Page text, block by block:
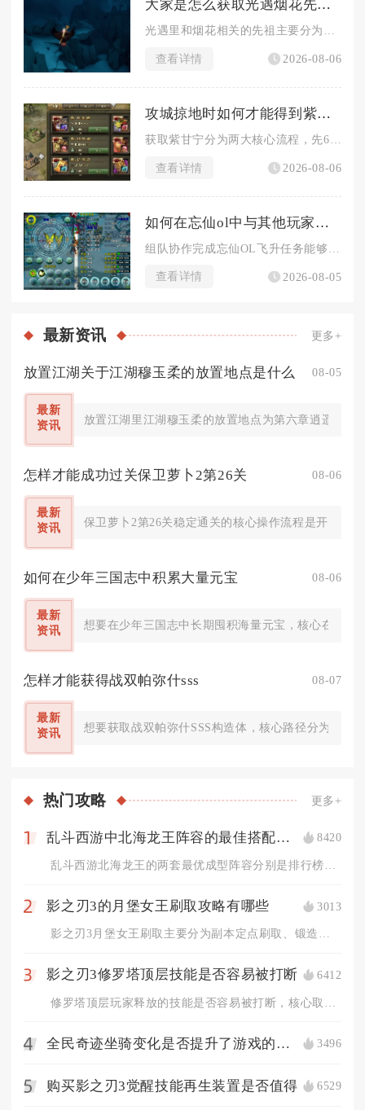
大家是怎么获取光遇烟花先祖的
查看详情 2026-08-06
攻城掠地时如何才能得到紫甘宁
查看详情 2026-08-06
如何在忘仙ol中与其他玩家共同完成飞升任务
查看详情 2026-08-05
最新资讯 更多+
放置江湖关于江湖穆玉柔的放置地点是什么 08-05
最新
资讯
放置江湖里江湖穆玉柔的放置地点为第六章逍遥林
怎样才能成功过关保卫萝卜2第26关 08-06
最新
资讯
保卫萝卜2第26关稳定通关的核心操作流程是开局极
如何在少年三国志中积累大量元宝 08-06
最新
资讯
想要在少年三国志中长期囤积海量元宝，核心在于
怎样才能获得战双帕弥什sss 08-07
最新
资讯
想要获取战双帕弥什SSS构造体，核心路径分为定
热门攻略 更多+
乱斗西游中北海龙王阵容的最佳搭配是什么 8420
2 影之刃3的月堡女王刷取攻略有哪些 3013
影之刃3月堡女王刷取主要分为副本定点刷取、锻造合成、无尽劫境...
3 影之刃3修罗塔顶层技能是否容易被打断 6412
4 全民奇迹坐骑变化是否提升了游戏的视觉效果 3496
5 购买影之刃3觉醒技能再生装置是否值得 6529